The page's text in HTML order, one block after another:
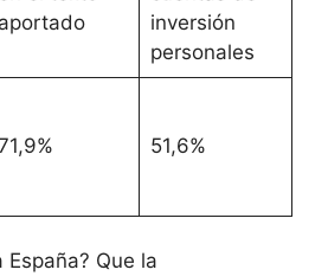
aportado
inversión
personales
51,6%
España? Que la